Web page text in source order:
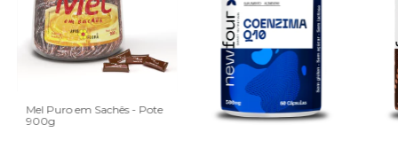
Mel Puro em Sachês - Pote
900g